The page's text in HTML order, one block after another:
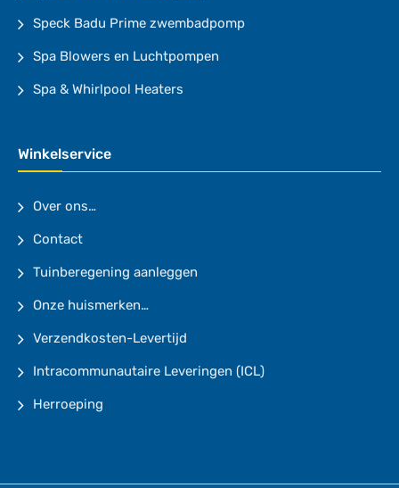
Speck Badu Prime zwembadpomp
Spa Blowers en Luchtpompen
Spa & Whirlpool Heaters
Winkelservice
Over ons…
Contact
Tuinberegening aanleggen
Onze huismerken…
Verzendkosten-Levertijd
Intracommunautaire Leveringen (ICL)
Herroeping